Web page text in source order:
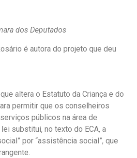
dos Deputados
é autora do projeto que deu
altera o Estatuto da Criança e do
permitir que os conselheiros
públicos na área de
substitui, no texto do ECA, a
por “assistência social”, que